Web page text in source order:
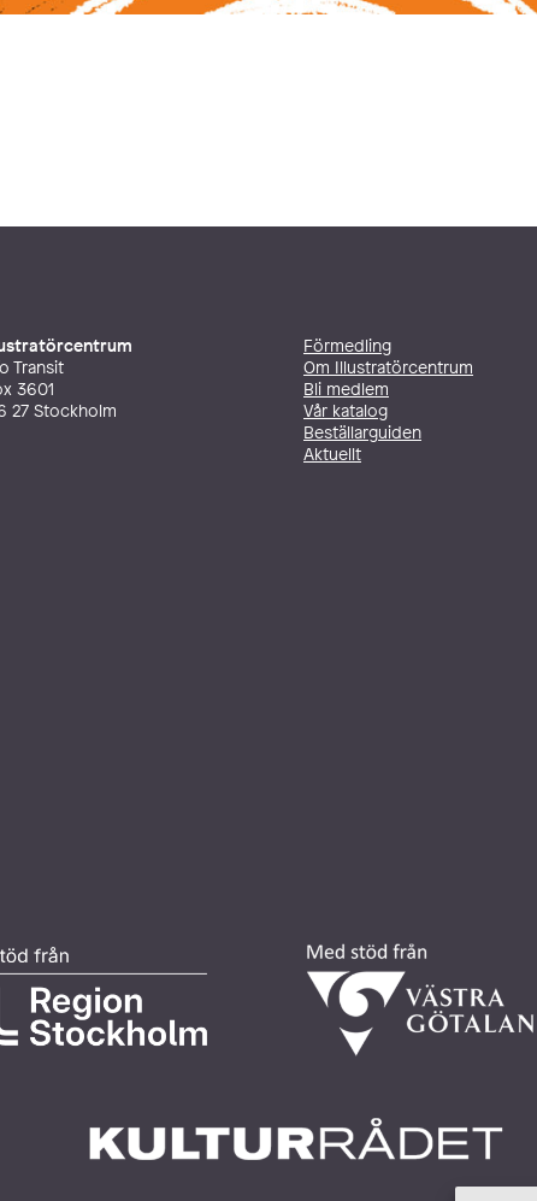
Transit
3601
27 Stockholm
Förmedling
Om Illustratörcentrum
Bli medlem
Vår katalog
Beställarguiden
Aktuellt